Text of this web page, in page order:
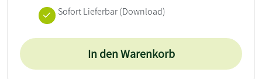
Sofort Lieferbar (Download)
In den Warenkorb